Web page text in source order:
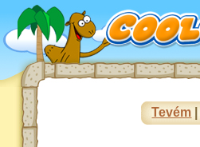
Tevém